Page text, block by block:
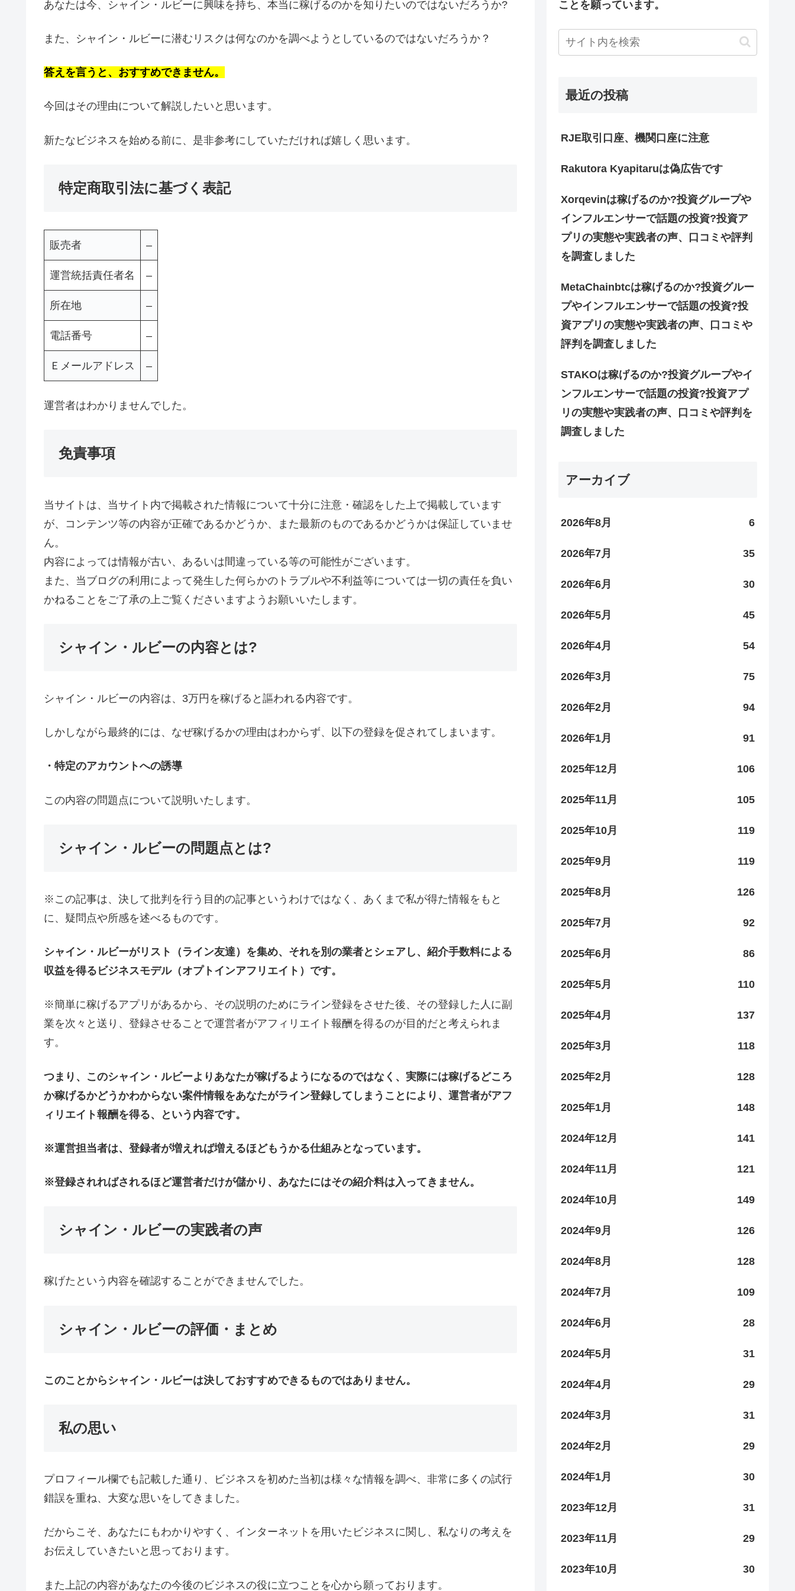
あなたは今、シャイン・ルビーに興味を持ち、本当に稼げるのかを知りたいのではないだろうか?
また、シャイン・ルビーに潜むリスクは何なのかを調べようとしているのではないだろうか？
答えを言うと、おすすめできません。
今回はその理由について解説したいと思います。
新たなビジネスを始める前に、是非参考にしていただければ嬉しく思います。
特定商取引法に基づく表記
販売者 –
運営統括責任者名 –
所在地 –
電話番号 –
Ｅメールアドレス –
運営者はわかりませんでした。
免責事項
当サイトは、当サイト内で掲載された情報について十分に注意・確認をした上で掲載しています
が、コンテンツ等の内容が正確であるかどうか、また最新のものであるかどうかは保証していませ
ん。
内容によっては情報が古い、あるいは間違っている等の可能性がございます。
また、当ブログの利用によって発生した何らかのトラブルや不利益等については一切の責任を負い
かねることをご了承の上ご覧くださいますようお願いいたします。
シャイン・ルビーの内容とは?
シャイン・ルビーの内容は、3万円を稼げると謳われる内容です。
しかしながら最終的には、なぜ稼げるかの理由はわからず、以下の登録を促されてしまいます。
・特定のアカウントへの誘導
この内容の問題点について説明いたします。
シャイン・ルビーの問題点とは?
※この記事は、決して批判を行う目的の記事というわけではなく、あくまで私が得た情報をもと
に、疑問点や所感を述べるものです。
シャイン・ルビーがリスト（ライン友達）を集め、それを別の業者とシェアし、紹介手数料による
収益を得るビジネスモデル（オプトインアフリエイト）です。
※簡単に稼げるアプリがあるから、その説明のためにライン登録をさせた後、その登録した人に副
業を次々と送り、登録させることで運営者がアフィリエイト報酬を得るのが目的だと考えられま
す。
つまり、このシャイン・ルビーよりあなたが稼げるようになるのではなく、実際には稼げるどころ
か稼げるかどうかわからない案件情報をあなたがライン登録してしまうことにより、運営者がアフ
ィリエイト報酬を得る、という内容です。
※運営担当者は、登録者が増えれば増えるほどもうかる仕組みとなっています。
※登録されればされるほど運営者だけが儲かり、あなたにはその紹介料は入ってきません。
シャイン・ルビーの実践者の声
稼げたという内容を確認することができませんでした。
シャイン・ルビーの評価・まとめ
このことからシャイン・ルビーは決しておすすめできるものではありません。
私の思い
プロフィール欄でも記載した通り、ビジネスを初めた当初は様々な情報を調べ、非常に多くの試行
錯誤を重ね、大変な思いをしてきました。
だからこそ、あなたにもわかりやすく、インターネットを用いたビジネスに関し、私なりの考えを
お伝えしていきたいと思っております。
また上記の内容があなたの今後のビジネスの役に立つことを心から願っております。
ことを願っています。
最近の投稿
RJE取引口座、機関口座に注意
Rakutora Kyapitaruは偽広告です
Xorqevinは稼げるのか?投資グループや
インフルエンサーで話題の投資?投資ア
プリの実態や実践者の声、口コミや評判
を調査しました
MetaChainbtcは稼げるのか?投資グルー
プやインフルエンサーで話題の投資?投
資アプリの実態や実践者の声、口コミや
評判を調査しました
STAKOは稼げるのか?投資グループやイ
ンフルエンサーで話題の投資?投資アプ
リの実態や実践者の声、口コミや評判を
調査しました
アーカイブ
2026年8月 6
2026年7月 35
2026年6月 30
2026年5月 45
2026年4月 54
2026年3月 75
2026年2月 94
2026年1月 91
2025年12月 106
2025年11月 105
2025年10月 119
2025年9月 119
2025年8月 126
2025年7月 92
2025年6月 86
2025年5月 110
2025年4月 137
2025年3月 118
2025年2月 128
2025年1月 148
2024年12月 141
2024年11月 121
2024年10月 149
2024年9月 126
2024年8月 128
2024年7月 109
2024年6月 28
2024年5月 31
2024年4月 29
2024年3月 31
2024年2月 29
2024年1月 30
2023年12月 31
2023年11月 29
2023年10月 30